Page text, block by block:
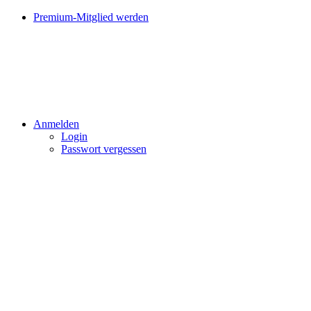
Premium-Mitglied werden
Anmelden
Login
Passwort vergessen